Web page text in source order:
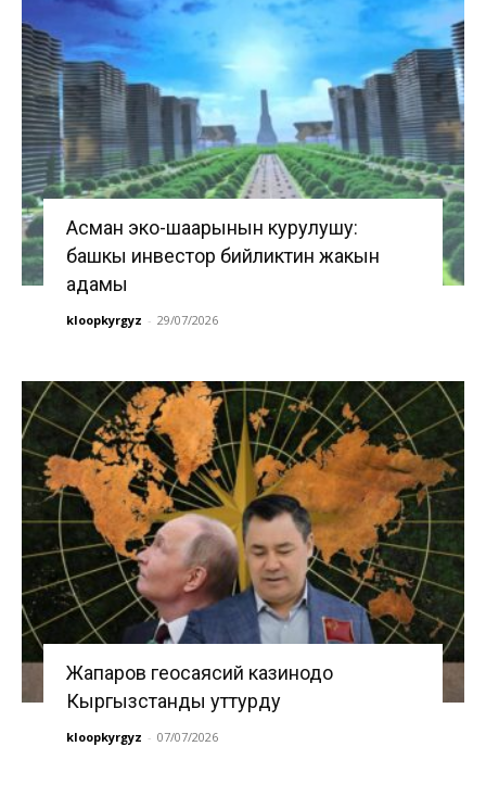
Асман эко-шаарынын курулушу:
башкы инвестор бийликтин жакын
адамы
kloopkyrgyz - 29/07/2026
Жапаров геосаясий казинодо
Кыргызстанды уттурду
kloopkyrgyz - 07/07/2026